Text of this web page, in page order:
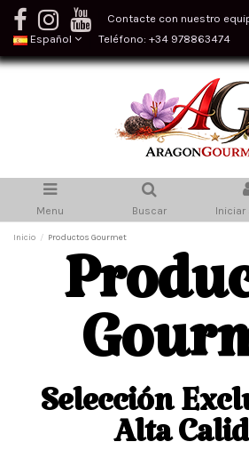
Contacte con nuestro
Español
Teléfono: +34 978863474
Menu Buscar Iniciar
Inicio Productos Gourmet
Selección
Alta